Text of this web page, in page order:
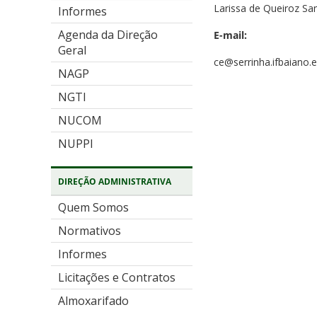
Informes
Agenda da Direção
Geral
NAGP
NGTI
NUCOM
NUPPI
DIREÇÃO ADMINISTRATIVA
Quem Somos
Normativos
Informes
Licitações e Contratos
Almoxarifado
Larissa de Queiroz
E-mail: